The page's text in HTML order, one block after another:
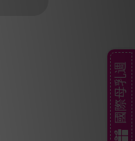
國際母乳週